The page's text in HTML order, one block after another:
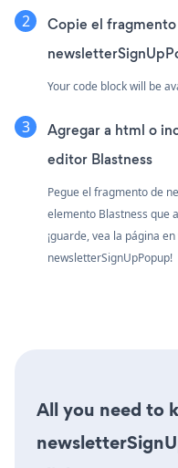
Copie el
Your code block will be
Agregar a html o
editor Blastness
Pegue el fragmento de
elemento Blastness que
¡guarde, vea la página
newsletterSignUpPopup!
All you need to